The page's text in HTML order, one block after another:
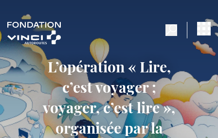
L’opération « Lire,
c’est voyager ;
voyager, c’est lire »,
organisée par la